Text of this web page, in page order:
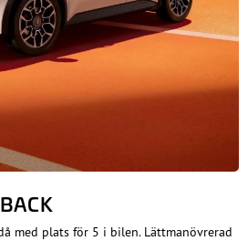
med plats för 5 i bilen. Lättmanövrerad